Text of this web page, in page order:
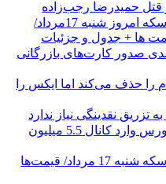
قتل حمیدرضا رجب‌زاده
قیمت طلا و سکه امروز شنبه 17مرداد/
ها + جدول و جزئیات
درصدی صدور کارت‌های بازرگانی
را حذف می‌کند اما ایکس را
تزریق نقدینگی نیاز ندارد
شاخص کل بورس وارد کانال 5.5 میلیون
قیمت طلا و سکه شنبه 17 مرداد/ قیمت‌ها